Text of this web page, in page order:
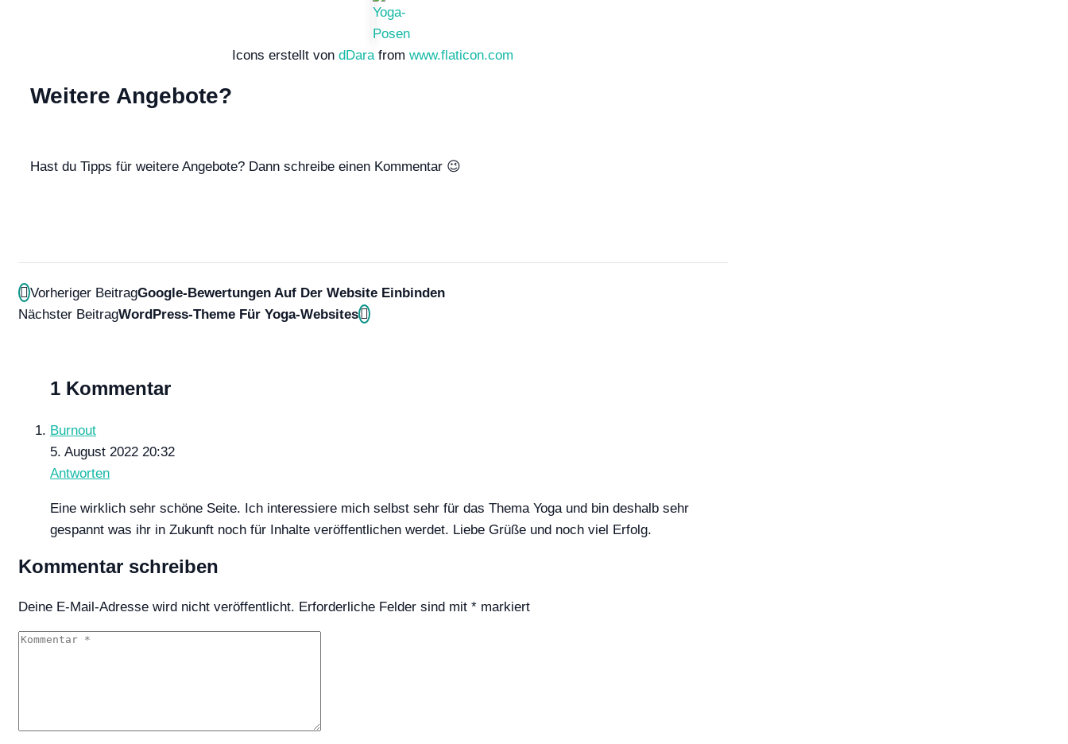
Icons erstellt vondDara fromwww.flaticon.com
Weitere Angebote?
Hast du Tipps für weitere Angebote? Dann schreibe einen Kommentar 😉
Vorheriger BeitragGoogle-Bewertungen Auf Der Website Einbinden
Nächster BeitragWordPress-Theme Für Yoga-Websites
1 Kommentar
Burnout
5. August 2022 20:32
Antworten
Eine wirklich sehr schöne Seite. Ich interessiere mich selbst sehr für das Thema Yoga und bin deshalb sehr
gespannt was ihr in Zukunft noch für Inhalte veröffentlichen werdet. Liebe Grüße und noch viel Erfolg.
Kommentar schreiben
Deine E-Mail-Adresse wird nicht veröffentlicht. Erforderliche Felder sind mit * markiert